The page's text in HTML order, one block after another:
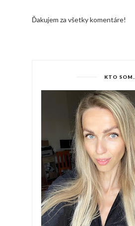
Ďakujem za všetky komentáre!
KTO SOM...